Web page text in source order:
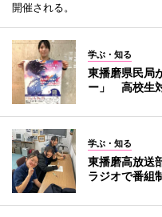
開催される。
学ぶ・知る
東播磨県民局
ー」 高校生
学ぶ・知る
東播磨高放送
ラジオで番組